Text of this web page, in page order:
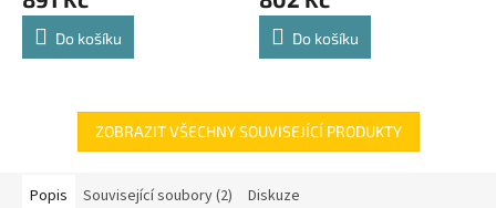
je
4,8
Do košíku
je
4,8
Do košíku
ZOBRAZIT VŠECHNY SOUVISEJÍCÍ PRODUKTY
Popis Související soubory (2) Diskuze